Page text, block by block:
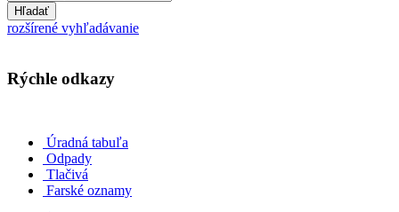
Hľadať
rozšírené vyhľadávanie
Rýchle odkazy
Úradná tabuľa
Odpady
Tlačivá
Farské oznamy